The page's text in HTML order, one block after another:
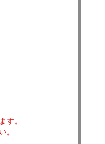
す。
。